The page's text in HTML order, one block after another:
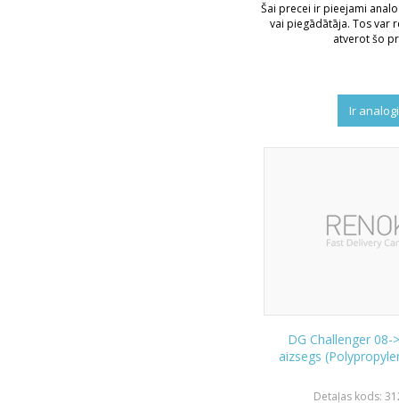
Šai precei ir pieejami
vai piegādātāja. Tos var
atverot šo
Ir analogi
DG Challenger
aizsegs
Detaļas kods: